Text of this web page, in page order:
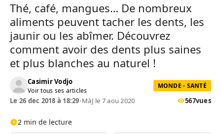
Thé, café, mangues… De nombreux
aliments peuvent tacher les dents, les
jaunir ou les abîmer. Découvrez
comment avoir des dents plus saines
et plus blanches au naturel !
Casimir Vodjo
Voir tous ses articles
MONDE - SANTÉ
Le 26 dec 2018 à 18:29•MàJ le 7 aou 2020 567vues
2 min de lecture